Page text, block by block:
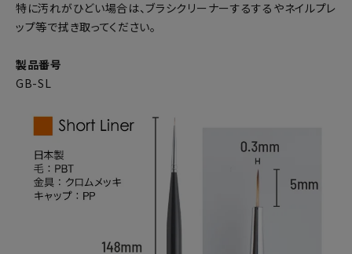
特に汚れがひどい場合は、ブラシクリーナーするするやネイルプレ
ップ等で拭き取ってください。
製品番号
GB-SL